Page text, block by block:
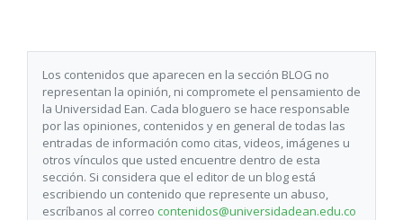
Los contenidos que aparecen en la sección BLOG no
representan la opinión, ni compromete el pensamiento de
la Universidad Ean. Cada bloguero se hace responsable
por las opiniones, contenidos y en general de todas las
entradas de información como citas, videos, imágenes u
otros vínculos que usted encuentre dentro de esta
sección. Si considera que el editor de un blog está
escribiendo un contenido que represente un abuso,
escríbanos al correo contenidos@universidadean.edu.co